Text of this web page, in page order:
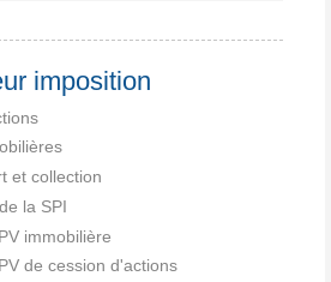
imposition
et collection
la SPI
immobilière
de cession d'actions